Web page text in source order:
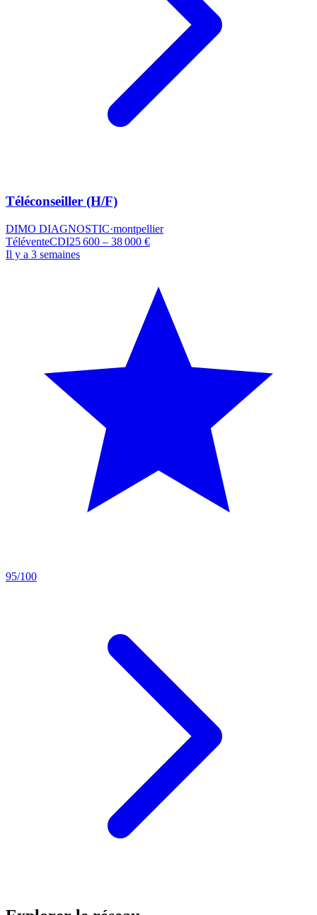
Téléconseiller (H/F)
DIMO DIAGNOSTIC·montpellier
TéléventeCDI25 600 – 38 000 €
Il y a 3 semaines
95/100